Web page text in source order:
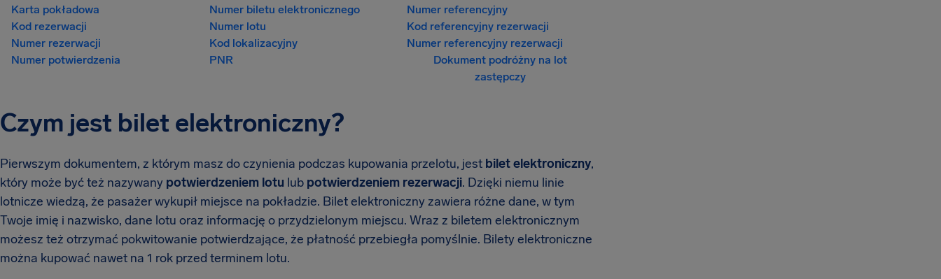
Karta pokładowa
Kod rezerwacji
Numer rezerwacji
Numer potwierdzenia
Numer biletu elektronicznego
Numer lotu
Kod lokalizacyjny
PNR
Numer referencyjny
Kod referencyjny rezerwacji
Numer referencyjny rezerwacji
Dokument podróżny na lot
zastępczy
Czym jest bilet elektroniczny?
Pierwszym dokumentem, z którym masz do czynienia podczas kupowania przelotu, jest bilet elektroniczny,
który może być też nazywany potwierdzeniem lotu lub potwierdzeniem rezerwacji. Dzięki niemu linie
lotnicze wiedzą, że pasażer wykupił miejsce na pokładzie. Bilet elektroniczny zawiera różne dane, w tym
Twoje imię i nazwisko, dane lotu oraz informację o przydzielonym miejscu. Wraz z biletem elektronicznym
możesz też otrzymać pokwitowanie potwierdzające, że płatność przebiegła pomyślnie. Bilety elektroniczne
można kupować nawet na 1 rok przed terminem lotu.